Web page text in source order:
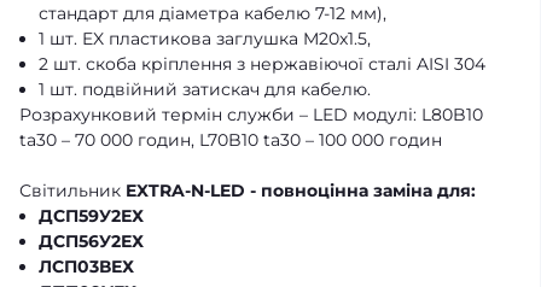
стандарт для діаметра кабелю 7-12 мм),
1 шт. EX пластикова заглушка M20x1.5,
2 шт. скоба кріплення з нержавіючої сталі AISI 304
1 шт. подвійний затискач для кабелю.
Розрахунковий термін служби – LED модулі: L80B10
ta30 – 70 000 годин, L70B10 ta30 – 100 000 годин
Світильник EXTRA-N-LED - повноцінна заміна для:
ДСП59У2ЕХ
ДСП56У2ЕХ
ЛСП03ВЕХ